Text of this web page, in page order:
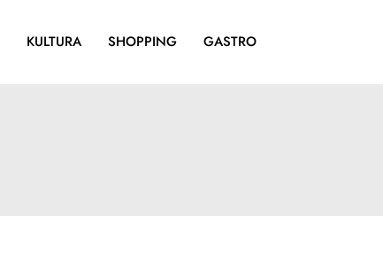
KULTURA SHOPPING GASTRO